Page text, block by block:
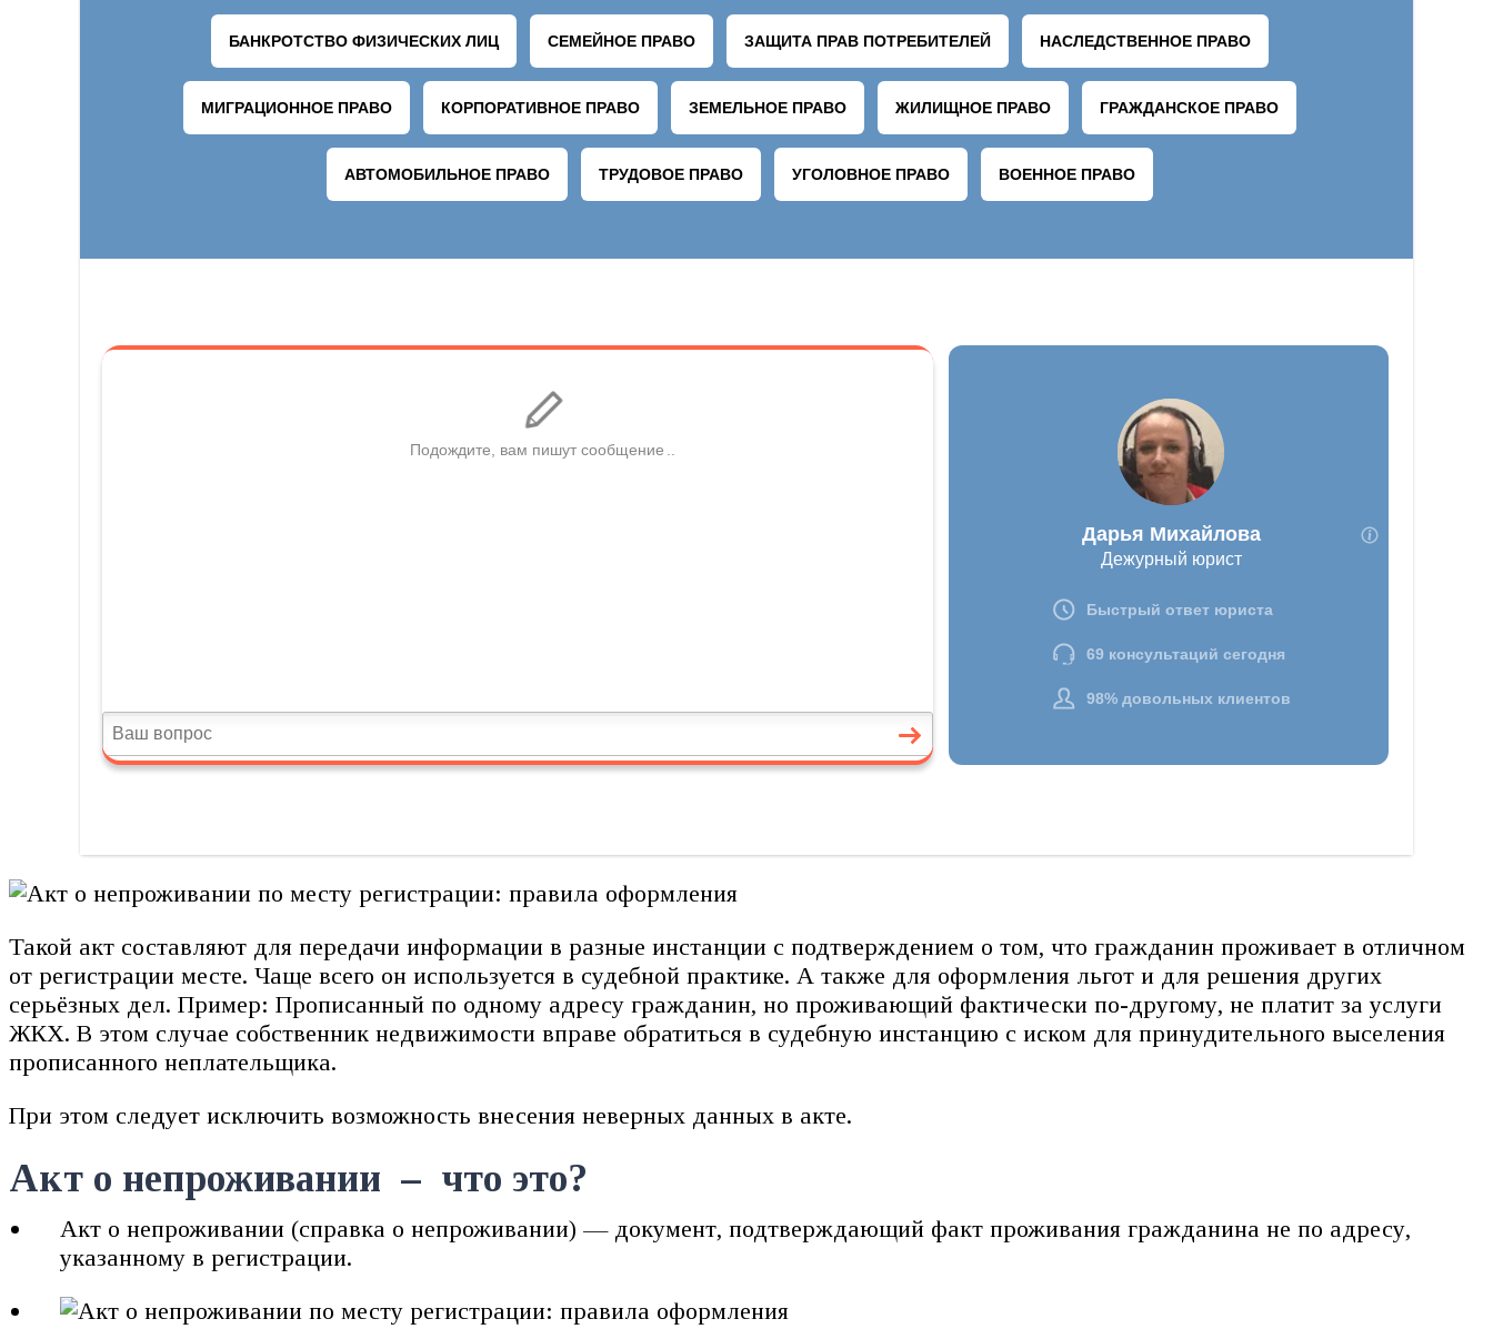
Такой акт составляют для передачи информации в разные инстанции с подтверждением о том, что гражданин проживает в отличном
от регистрации месте. Чаще всего он используется в судебной практике. А также для оформления льгот и для решения других
серьёзных дел. Пример: Прописанный по одному адресу гражданин, но проживающий фактически по-другому, не платит за услуги
ЖКХ. В этом случае собственник недвижимости вправе обратиться в судебную инстанцию с иском для принудительного выселения
прописанного неплательщика.
При этом следует исключить возможность внесения неверных данных в акте.
Акт о непроживании – что это?
Акт о непроживании (справка о непроживании) — документ, подтверждающий факт проживания гражданина не по адресу,
указанному в регистрации.